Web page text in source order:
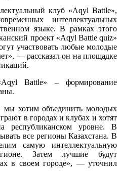
клуб «Aqyl Battle»,
интеллектуальных
языке. В рамках этого
проект «Aqyl Battle quiz»
участвовать любые молодые
— рассказал он на площадке
Battle» – формирование
хотим объединить молодых
в городах и клубах и хотят
республиканском уровне. В
все регионы Казахстана. В
самую интеллектуальную
Затем лучшие будут
в своем городе», — уточнил